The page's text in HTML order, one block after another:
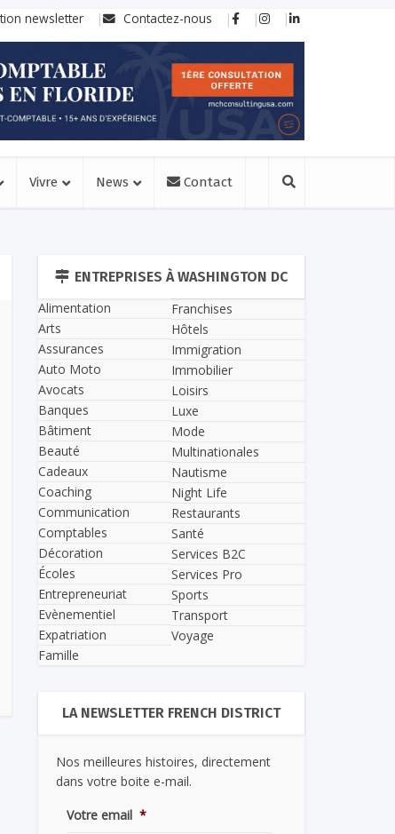
newsletter Contactez-nous
Vivre News Contact
ENTREPRISES À WASHINGTON DC
Alimentation
Arts
Assurances
Auto Moto
Avocats
Banques
Bâtiment
Beauté
Cadeaux
Coaching
Communication
Comptables
Décoration
Écoles
Entrepreneuriat
Evènementiel
Expatriation
Famille
Franchises
Hôtels
Immigration
Immobilier
Loisirs
Luxe
Mode
Multinationales
Nautisme
Night Life
Restaurants
Santé
Services B2C
Services Pro
Sports
Transport
Voyage
LA NEWSLETTER FRENCH DISTRICT
Nos meilleures histoires, directement
dans votre boite e-mail.
Votre email *